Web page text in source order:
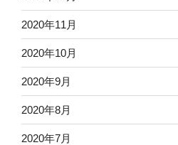
2020年11月
2020年10月
2020年9月
2020年8月
2020年7月